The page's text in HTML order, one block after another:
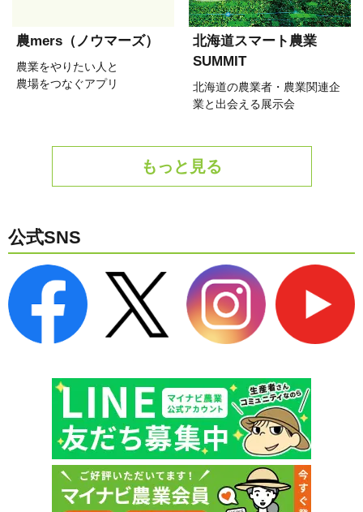
農mers（ノウマーズ）
農業をやりたい人と
農場をつなぐアプリ
北海道スマート農業
SUMMIT
北海道の農業者・農業関連企
業と出会える展示会
もっと見る
公式SNS